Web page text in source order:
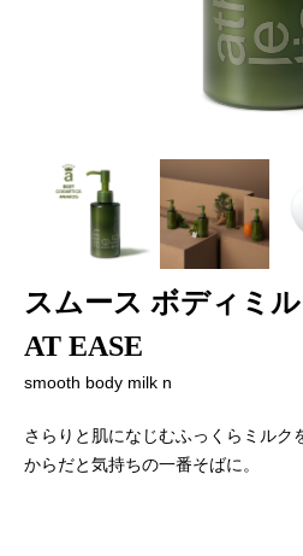
スムース ボディミ
AT EASE
smooth body milk n
さらりと肌になじむふっくらミルク
からだと気持ちの一番そばに。